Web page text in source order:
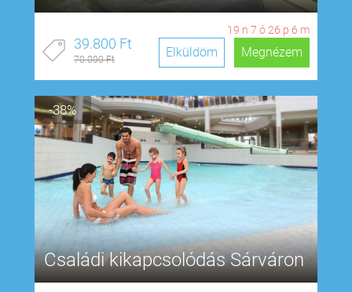
19 n 7 ó 26 p 5 m
39.800 Ft
70.000 Ft Megnézem
Elküldöm
-38%
Családi kikapcsolódás Sárváron